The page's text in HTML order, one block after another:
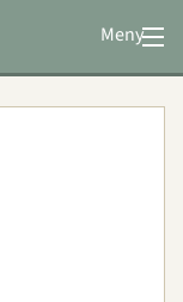
Meny